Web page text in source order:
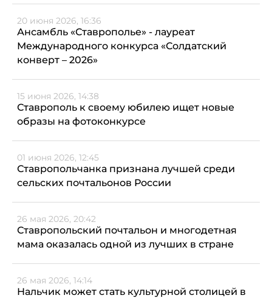
20 июня 2026, 16:36
Ансамбль «Ставрополье» - лауреат
Международного конкурса «Солдатский
конверт – 2026»
15 июня 2026, 14:38
Ставрополь к своему юбилею ищет новые
образы на фотоконкурсе
01 июня 2026, 12:45
Ставропольчанка признана лучшей среди
сельских почтальонов России
26 мая 2026, 20:42
Ставропольский почтальон и многодетная
мама оказалась одной из лучших в стране
26 мая 2026, 14:14
Нальчик может стать культурной столицей в